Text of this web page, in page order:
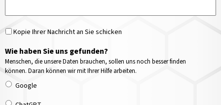
Kopie Ihrer Nachricht an Sie schicken
Wie haben Sie uns gefunden?
Menschen, die unsere Daten brauchen, sollen uns noch besser finden
können. Daran können wir mit Ihrer Hilfe arbeiten.
Google